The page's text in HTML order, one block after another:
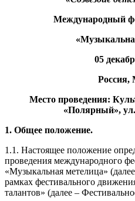
Международный
05
Россия,
Место проведения:
«Полярный»,
1. Общее положение.
1.1. Настоящее положение
проведения международного
«Музыкальная метелица»
рамках фестивального
талантов» (далее –